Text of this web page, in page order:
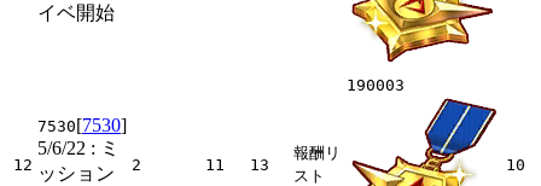
イベ開始
12
7530[7530]
5/6/22 : ミ
ッション
2 11 13
報酬リ
スト
190003
10